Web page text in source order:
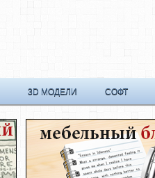
3D МОДЕЛИ СОФТ